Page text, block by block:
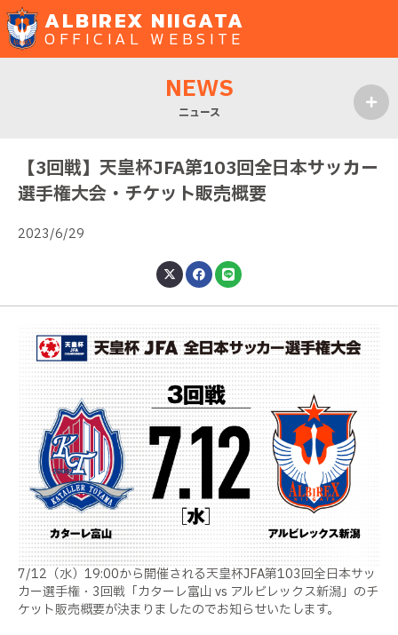
ALBIREX NIIGATA
OFFICIAL WEBSITE
NEWS
ニュース
【3回戦】天皇杯JFA第103回全日本サッカー
選手権大会・チケット販売概要
2023/6/29
7/12（水）19:00から開催される天皇杯JFA第103回全日本サッ
カー選手権・3回戦「カターレ富山 vs アルビレックス新潟」のチ
ケット販売概要が決まりましたのでお知らせいたします。